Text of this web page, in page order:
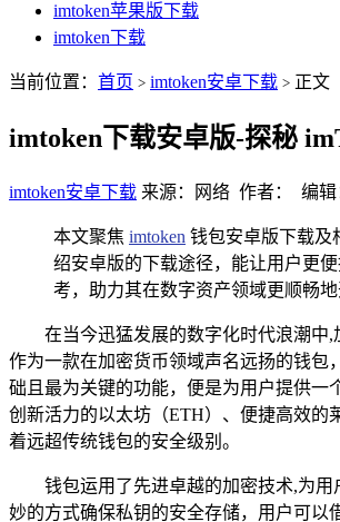
imtoken苹果版下载
imtoken下载
当前位置： 首页 > imtoken安卓下载 > 正文
imtoken下载安卓版-探秘
imtoken安卓下载 来源：网络 作者： 编辑
本文聚焦 imtoken 钱包安卓版下载及
绍安卓版的下载途径，能让用户更
考，助力其在数字资产领域更顺畅地
在当今迅猛发展的数字化时代浪潮中
作为一款在加密货币领域声名远扬的钱包
础且最为关键的功能，便是为用户提供一
创新活力的以太坊（ETH）、便捷高效的
着远超传统钱包的安全级别。
钱包运用了先进卓越的加密技术,为用
妙的方式确保私钥的安全存储，用户可以